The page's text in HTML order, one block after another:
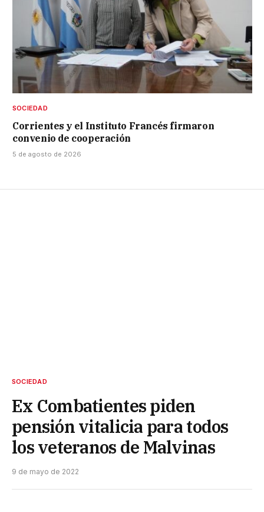
SOCIEDAD
Corrientes y el Instituto Francés firmaron
convenio de cooperación
5 de agosto de 2026
SOCIEDAD
Ex Combatientes piden
pensión vitalicia para todos
los veteranos de Malvinas
9 de mayo de 2022